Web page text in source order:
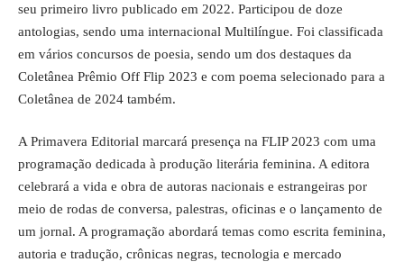
seu primeiro livro publicado em 2022. Participou de doze
antologias, sendo uma internacional Multilíngue. Foi classificada
em vários concursos de poesia, sendo um dos destaques da
Coletânea Prêmio Off Flip 2023 e com poema selecionado para a
Coletânea de 2024 também.
A Primavera Editorial marcará presença na FLIP 2023 com uma
programação dedicada à produção literária feminina. A editora
celebrará a vida e obra de autoras nacionais e estrangeiras por
meio de rodas de conversa, palestras, oficinas e o lançamento de
um jornal. A programação abordará temas como escrita feminina,
autoria e tradução, crônicas negras, tecnologia e mercado